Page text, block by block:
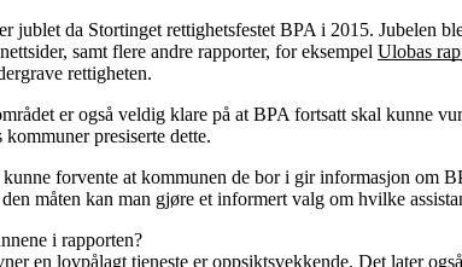
jublet da Stortinget rettighetsfestet BPA i 2015. Jubelen
samt flere andre rapporter, for eksempel Ulobas
rettigheten.
er også veldig klare på at BPA fortsatt skal kunne
presiserte dette.
forvente at kommunen de bor i gir informasjon om
måten kan man gjøre et informert valg om hvilke
i rapporten?
en lovpålagt tjeneste er oppsiktsvekkende. Det later